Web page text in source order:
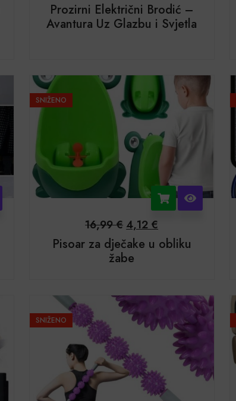
Prozirni Električni Brodić –
Avantura Uz Glazbu i Svjetla
SNIŽENO
16,99€ 4,12 €
Pisoar za dječake u obliku
žabe
SNIŽENO